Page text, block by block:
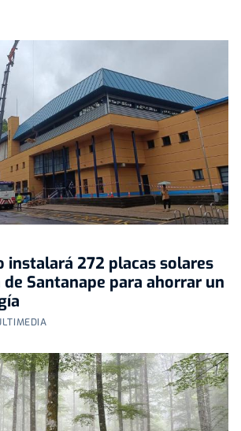
instalará 272 placas solares
Santanape para ahorrar un